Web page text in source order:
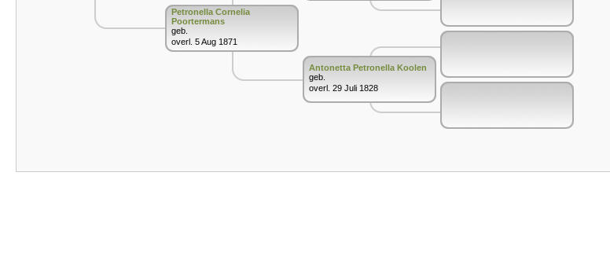
Petronella Cornelia
Poortermans
geb.
overl. 5 Aug 1871
Antonetta Petronella Koolen
geb.
overl. 29 Juli 1828